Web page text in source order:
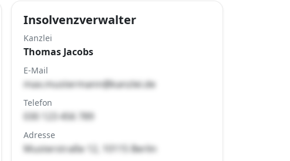
Insolvenzverwalter
Kanzlei
Thomas Jacobs
E-Mail
max.mustermann@kanzlei.de
Telefon
030 123 456 789
Adresse
Musterstraße 12, 10115 Berlin